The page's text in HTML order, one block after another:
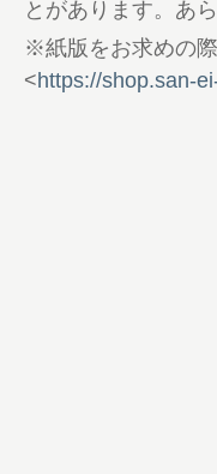
52 WRC2 新
ァビアR5でク
54 バラエテ
とがあります。あ
※紙版をお求めの
<https://shop.san-